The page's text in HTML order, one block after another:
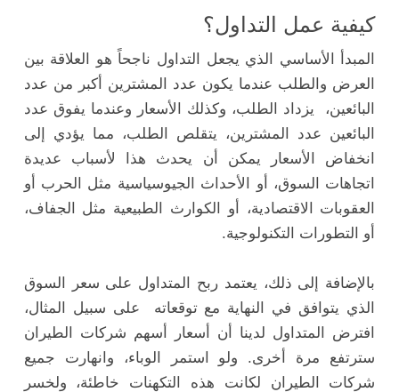
كيفية عمل التداول؟
المبدأ الأساسي الذي يجعل التداول ناجحاً هو العلاقة بين
العرض والطلب عندما يكون عدد المشترين أكبر من عدد
البائعين، يزداد الطلب، وكذلك الأسعار وعندما يفوق عدد
البائعين عدد المشترين، يتقلص الطلب، مما يؤدي إلى
انخفاض الأسعار يمكن أن يحدث هذا لأسباب عديدة
اتجاهات السوق، أو الأحداث الجيوسياسية مثل الحرب أو
العقوبات الاقتصادية، أو الكوارث الطبيعية مثل الجفاف،
أو التطورات التكنولوجية.
بالإضافة إلى ذلك، يعتمد ربح المتداول على سعر السوق
الذي يتوافق في النهاية مع توقعاته على سبيل المثال،
افترض المتداول لدينا أن أسعار أسهم شركات الطيران
سترتفع مرة أخرى. ولو استمر الوباء، وانهارت جميع
شركات الطيران لكانت هذه التكهنات خاطئة، ولخسر